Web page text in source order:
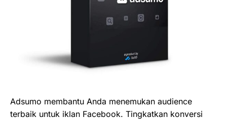
Adsumo membantu Anda menemukan audience
terbaik untuk iklan Facebook. Tingkatkan konversi